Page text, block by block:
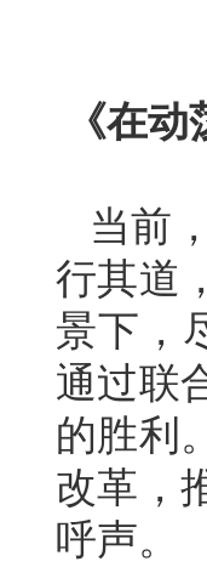
《在
当前
行其道
景下，
通过联
的胜利
改革，
呼声。